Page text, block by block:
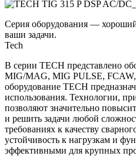
Серия оборудования —
ваши задачи.
Tech
В серии TECH представлено
MIG/MAG, MIG PULSE,
оборудование TECH
использования. Технологии,
позволяют значительно
и решить задачи любой
требованиях к качеству
устойчивость к нагрузкам и
эффективными для крупных